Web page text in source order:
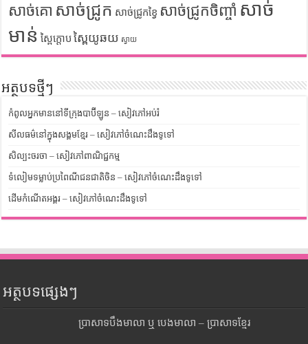
សាច់គោ សាច់ជ្រូក សាច់ជ្រូកខ្វៃ សាច់ជ្រូកចិញ្ចាំ សាច់
មាន់ ស្ពៃក្តោប ស្ពៃយូឆយ ស្វាយ
អត្ថបទថ្មីៗ
កំពូលអ្នកមាននៅទីក្រុងបាប៊ីឡូន – សៀវភៅអប់រំ
សីលធម៌នៅក្នុងសង្គមខ្មែរ – សៀវភៅចំណេះដឹងទូទៅ
សិល្បះចរចា – សៀវភៅពាណិជ្ជកម្ម
ទំលៀមទម្លាប់ប្រពៃណីជនជាតិចិន – សៀវភៅចំណេះដឹងទូទៅ
ដើមកំណើតអង្គរ – សៀវភៅចំណេះដឹងទូទៅ
អត្ថបទផ្សេងៗ
ប្រាសាទបឹងមាលា ឬ បេងមាលា – ប្រាសាទខ្មែរ